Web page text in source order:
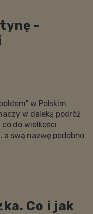
-
w Polskim
w daleką podróż
do wielkości
a swą nazwę podobno
Co i jak